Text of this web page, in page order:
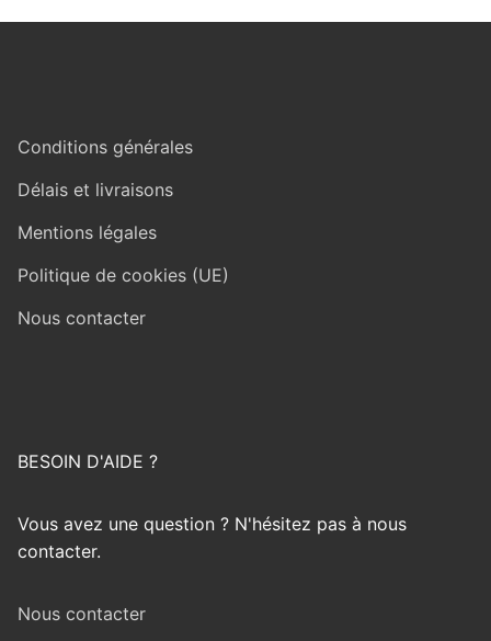
Conditions générales
Délais et livraisons
Mentions légales
Politique de cookies (UE)
Nous contacter
BESOIN D'AIDE ?
Vous avez une question ? N'hésitez pas à nous
contacter.
Nous contacter